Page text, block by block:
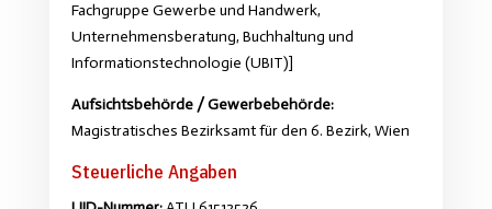
Fachgruppe Gewerbe und Handwerk,
Unternehmensberatung, Buchhaltung und
Informationstechnologie (UBIT)]
Aufsichtsbehörde / Gewerbebehörde:
Magistratisches Bezirksamt für den 6. Bezirk, Wien
Steuerliche Angaben